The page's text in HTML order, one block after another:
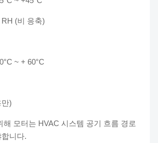
(비 응축)
~ + 60°C
)
해 모터는 HVAC 시스템 공기 흐름 경로
니다.